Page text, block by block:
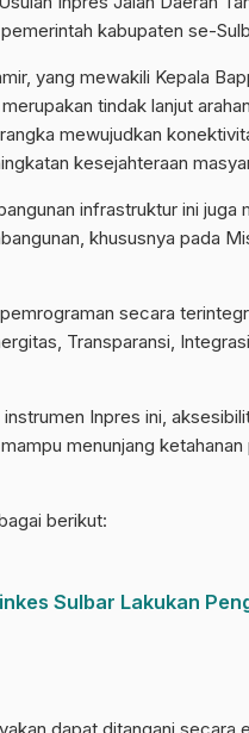
kabupaten se-
yang mewakili Kepala
tindak lanjut
mewujudkan
kesejahteraan
infrastruktur ini juga
khususnya pada
secara
Transparansi,
Inpres ini,
menunjang
berikut:
Sulbar Lakukan
dapat ditangani